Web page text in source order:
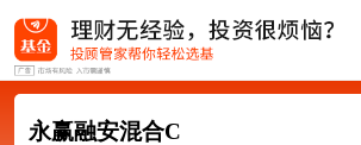
永赢融安混合C